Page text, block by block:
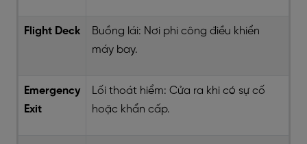
Flight Deck
Buồng lái: Nơi phi công điều khiển
máy bay.
Emergency
Exit
Lối thoát hiểm: Cửa ra khi có sự cố
hoặc khẩn cấp.